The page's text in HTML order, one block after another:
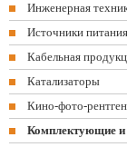
Инженерная
Источники питания
Кабельная
Катализаторы
Кино-фото-
Комплектующие и